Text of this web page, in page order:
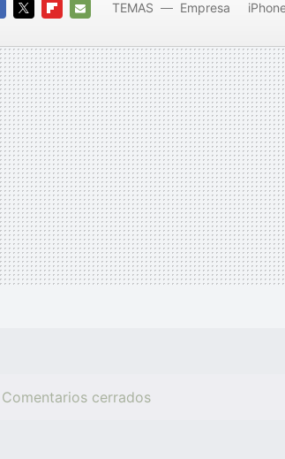
MAIL
TEMAS Empresa
Comentarios cerrados